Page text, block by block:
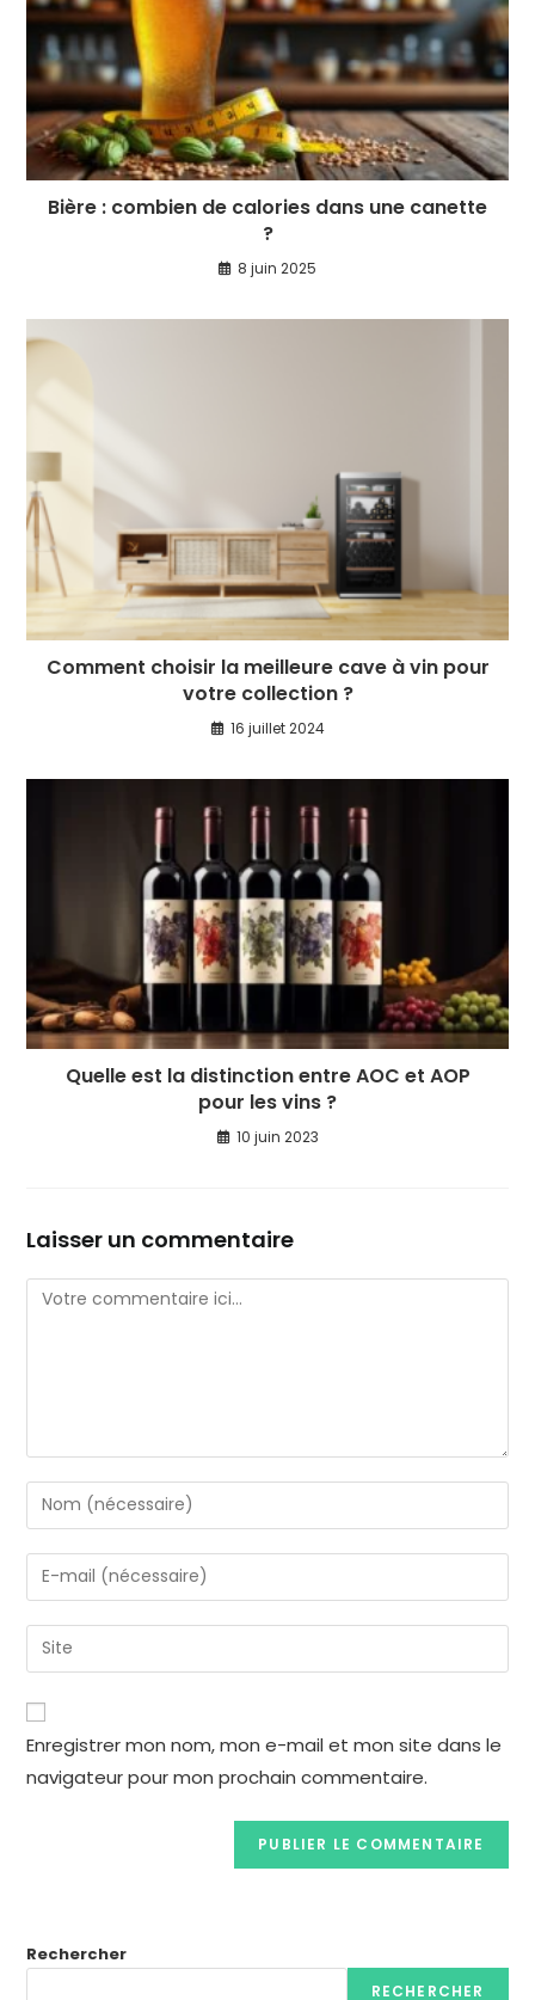
Bière : combien de calories dans une canette
?
8 juin 2025
Comment choisir la meilleure cave à vin pour
votre collection ?
16 juillet 2024
Quelle est la distinction entre AOC et AOP
pour les vins ?
10 juin 2023
Laisser un commentaire
Enregistrer mon nom, mon e-mail et mon site dans le
navigateur pour mon prochain commentaire.
Rechercher
RECHERCHER